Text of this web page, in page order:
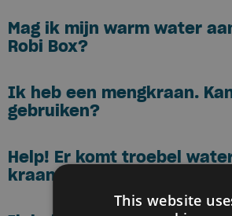
Mag ik mijn warm water
Robi Box?
Ik heb een mengkraan.
gebruiken?
Help! Er komt troebel
kraan...
This website